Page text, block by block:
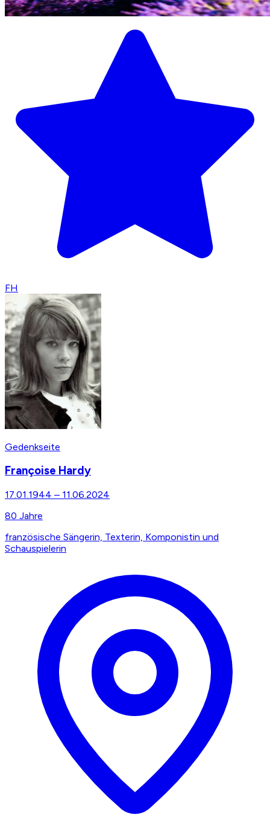
FH
Gedenkseite
Françoise Hardy
17.01.1944 – 11.06.2024
80 Jahre
französische Sängerin, Texterin, Komponistin und
Schauspielerin